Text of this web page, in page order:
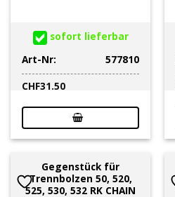
sofort lieferbar
Art-Nr:
577810
CHF31.50
Gegenstück für
Trennbolzen 50, 520,
525, 530, 532 RK CHAIN